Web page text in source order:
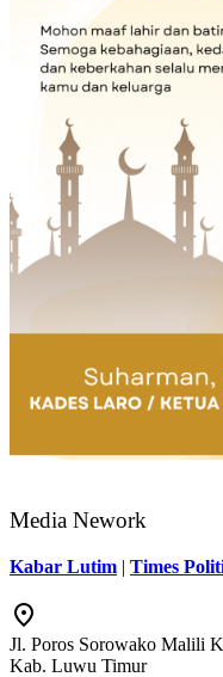
Media Nework
Kabar Lutim | Times
Jl. Poros Sorowako Malili
Kab. Luwu Timur